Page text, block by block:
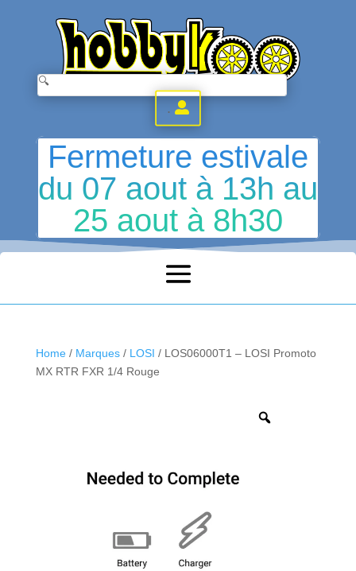
.
Fermeture estivale
du 07 aout à 13h au
25 aout à 8h30
Home/ Marques/ LOSI / LOS06000T1 – LOSI Promoto
MX RTR FXR 1/4 Rouge